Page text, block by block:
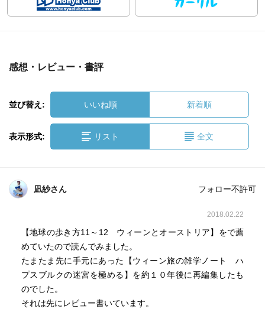
感想・レビュー・書評
並び替え: いいね順 新着順
表示形式: リスト 全文
凪紗さん フォロー不許可
2018.02.22
【地球の歩き方11～12 ウィーンとオーストリア】をで薦
めていたので読んでみました。
たまたま先に手元にあった【ウィーン旅の雑学ノート ハ
プスブルクの迷宮を極める】を約１０年後に再編集したも
のでした。
それは先にレビュー書いています。